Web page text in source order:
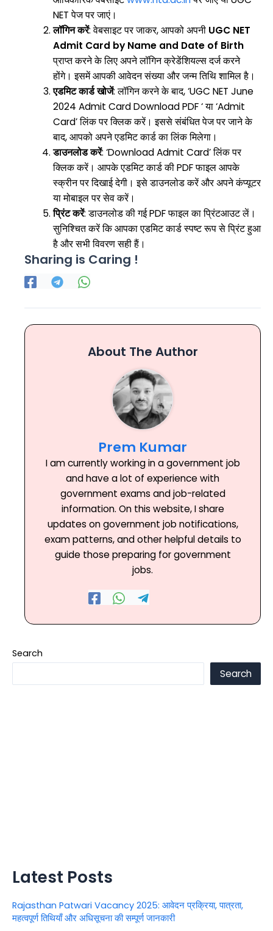
NET पेज पर जाएं।
लॉगिन करें: वेबसाइट पर जाकर, आपको अपनी UGC NET
Admit Card by Name and Date of Birth
प्राप्त करने के लिए अपने लॉगिन क्रेडेंशियल्स दर्ज करने
होंगे। इसमें आपकी आवेदन संख्या और जन्म तिथि शामिल है।
एडमिट कार्ड खोजें: लॉगिन करने के बाद, ‘UGC NET June
2024 Admit Card Download PDF ‘ या ‘Admit
Card’ लिंक पर क्लिक करें। इससे संबंधित पेज पर जाने के
बाद, आपको अपने एडमिट कार्ड का लिंक मिलेगा।
डाउनलोड करें: ‘Download Admit Card’ लिंक पर
क्लिक करें। आपके एडमिट कार्ड की PDF फाइल आपके
स्क्रीन पर दिखाई देगी। इसे डाउनलोड करें और अपने कंप्यूटर
या मोबाइल पर सेव करें।
प्रिंट करें: डाउनलोड की गई PDF फाइल का प्रिंटआउट लें।
सुनिश्चित करें कि आपका एडमिट कार्ड स्पष्ट रूप से प्रिंट हुआ
है और सभी विवरण सही हैं।
Sharing is Caring !
About The Author
Prem Kumar
I am currently working in a government job
and have a lot of experience with
government exams and job-related
information. On this website, I share
updates on government job notifications,
exam patterns, and other helpful details to
guide those preparing for government
jobs.
Search
Search
Latest Posts
Rajasthan Patwari Vacancy 2025: आवेदन प्रक्रिया, पात्रता,
महत्वपूर्ण तिथियाँ और अधिसूचना की सम्पूर्ण जानकारी